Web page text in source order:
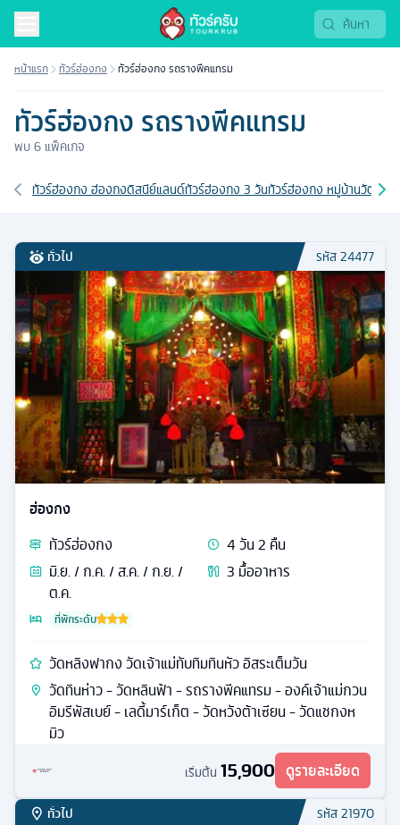
หน้าแรก ทัวร์ฮ่องกง ทัวร์ฮ่องกง รถรางพีคแทรม
ทัวร์ฮ่องกง รถรางพีคแทรม
พบ6 แพ็คเกจ
เส้นทางที่เกี่ยวข้อง
ทัวร์ฮ่องกง ฮ่องกงดิสนีย์แลนด์ทัวร์ฮ่องกง 3 วันทัวร์ฮ่องกง หมู่บ้านวัฒนธ
ทั่วไป รหัส24477
ฮ่องกง
ทัวร์ฮ่องกง 4วัน2 คืน
มิ.ย. / ก.ค. / ส.ค. / ก.ย. /
ต.ค.
3 มื้ออาหาร
ที่พักระดับ
วัดหลิงฟากง วัดเจ้าแม่ทับทิมทินหัว อิสระเต็มวัน
วัดทินห่าว - วัดหลินฟ้า - รถรางพีคแทรม - องค์เจ้าแม่กวน
อิมรีพัสเบย์ - เลดี้มาร์เก็ต - วัดหวังต้าเซียน - วัดแชกงห
มิว
เริ่มต้น 15,900 ดูรายละเอียด
ทั่วไป รหัส21970